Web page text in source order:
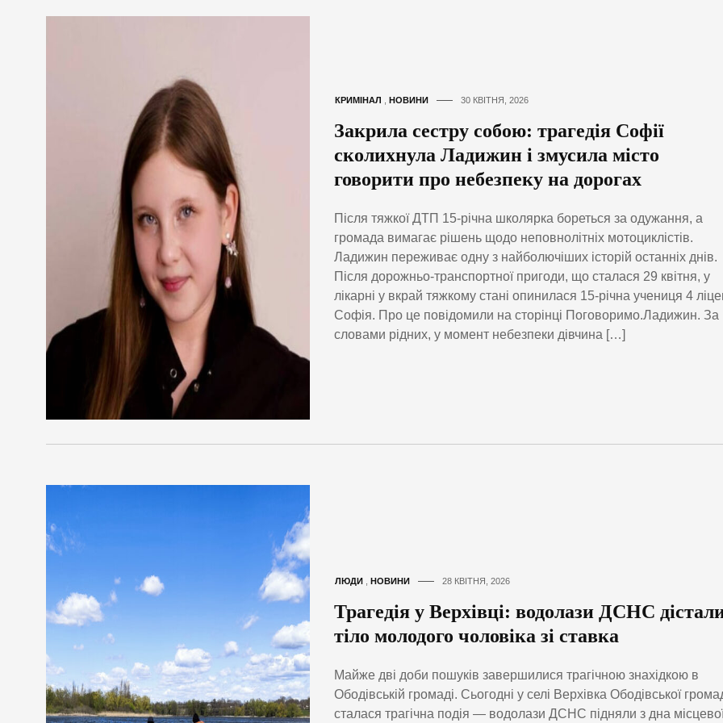
КРИМІНАЛ , НОВИНИ 30 КВІТНЯ, 2026
Закрила сестру собою: трагедія Софії
сколихнула Ладижин і змусила місто
говорити про небезпеку на дорогах
Після тяжкої ДТП 15-річна школярка бореться за одужання, а
громада вимагає рішень щодо неповнолітніх мотоциклістів.
Ладижин переживає одну з найболючіших історій останніх днів.
Після дорожньо-транспортної пригоди, що сталася 29 квітня, у
лікарні у вкрай тяжкому стані опинилася 15-річна учениця 4
Софія. Про це повідомили на сторінці Поговоримо.Ладижин. За
словами рідних, у момент небезпеки дівчина […]
ЛЮДИ , НОВИНИ 28 КВІТНЯ, 2026
Трагедія у Верхівці: водолази ДСНС
тіло молодого чоловіка зі ставка
Майже дві доби пошуків завершилися трагічною знахідкою в
Ободівській громаді. Сьогодні у селі Верхівка Ободівської
сталася трагічна подія — водолази ДСНС підняли з дна